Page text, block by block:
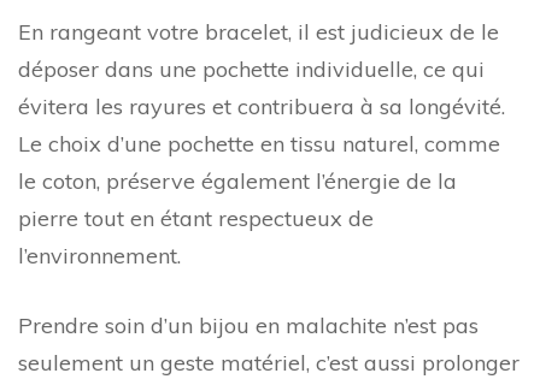
En rangeant votre bracelet, il est judicieux de le
déposer dans une pochette individuelle, ce qui
évitera les rayures et contribuera à sa longévité.
Le choix d’une pochette en tissu naturel, comme
le coton, préserve également l’énergie de la
pierre tout en étant respectueux de
l’environnement.
Prendre soin d’un bijou en malachite n’est pas
seulement un geste matériel, c’est aussi prolonger